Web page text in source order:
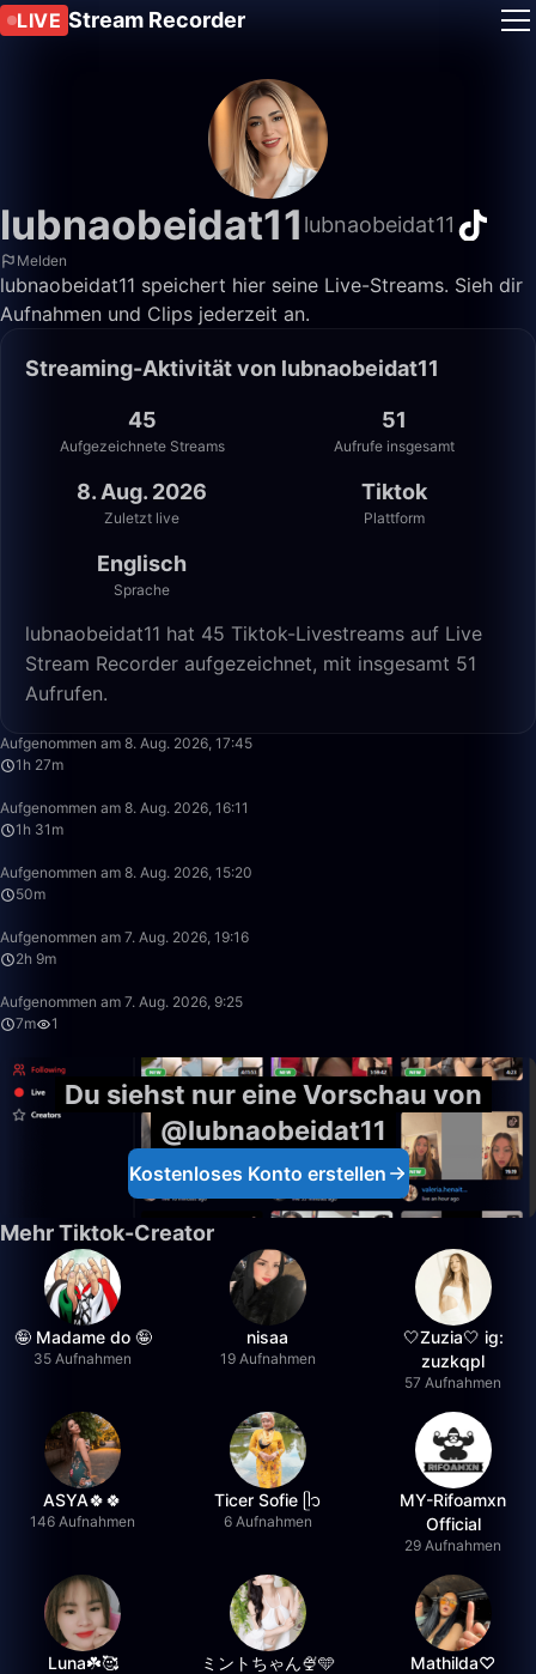
LIVE Stream Recorder
lubnaobeidat11 lubnaobeidat11
Melden
lubnaobeidat11 speichert hier seine Live-Streams. Sieh dir
Aufnahmen und Clips jederzeit an.
Streaming-Aktivität von lubnaobeidat11
45
Aufgezeichnete Streams
51
Aufrufe insgesamt
8. Aug. 2026
Zuletzt live
Tiktok
Plattform
Englisch
Sprache
lubnaobeidat11 hat 45 Tiktok-Livestreams auf Live
Stream Recorder aufgezeichnet, mit insgesamt 51
Aufrufen.
Aufgenommen am 8. Aug. 2026, 17:45
1h 27m
Aufgenommen am 8. Aug. 2026, 16:11
1h 31m
Aufgenommen am 8. Aug. 2026, 15:20
50m
Aufgenommen am 7. Aug. 2026, 19:16
2h 9m
Aufgenommen am 7. Aug. 2026, 9:25
7m
1
Du siehst nur eine Vorschau von
@lubnaobeidat11
Kostenloses Konto erstellen
Mehr Tiktok-Creator
🤪 Madame do 🤪
35 Aufnahmen
nisaa
19 Aufnahmen
🤍Zuzia🤍 ig:
zuzkqpl
57 Aufnahmen
ASYA🍀🍀
146 Aufnahmen
Ticer Sofie ᥫ᭡
6 Aufnahmen
MY-Rifoamxn
Official
29 Aufnahmen
Luna☘️🥰 ミントちゃん🍨🩵 Mathilda♡︎